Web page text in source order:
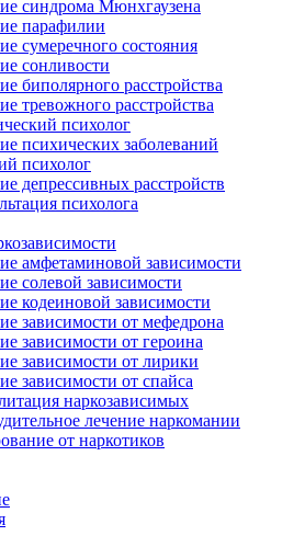
синдрома Мюнхгаузена
парафилии
сумеречного состояния
сонливости
биполярного расстройства
тревожного расстройства
психолог
психических заболеваний
психолог
депрессивных расстройств
психолога
амфетаминовой зависимости
солевой зависимости
кодеиновой зависимости
зависимости от мефедрона
зависимости от героина
зависимости от лирики
зависимости от спайса
наркозависимых
лечение наркомании
от наркотиков